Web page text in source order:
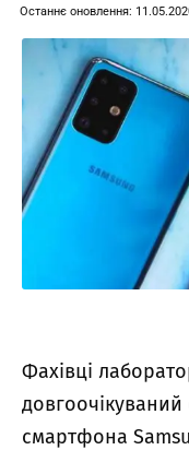
Останнє оновлення:
Фахівці
смартфона